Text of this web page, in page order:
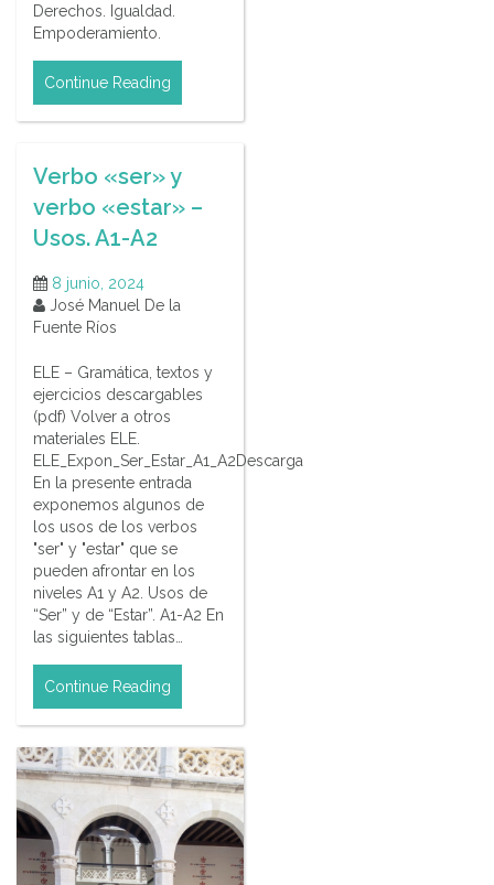
Derechos. Igualdad.
Empoderamiento.
Continue Reading
Verbo «ser» y
verbo «estar» –
Usos. A1-A2
8 junio, 2024
José Manuel De la
Fuente Ríos
ELE – Gramática, textos y
ejercicios descargables
(pdf) Volver a otros
materiales ELE.
ELE_Expon_Ser_Estar_A1_A2Descarga
En la presente entrada
exponemos algunos de
los usos de los verbos
"ser" y "estar" que se
pueden afrontar en los
niveles A1 y A2. Usos de
“Ser” y de “Estar”. A1-A2 En
las siguientes tablas…
Continue Reading